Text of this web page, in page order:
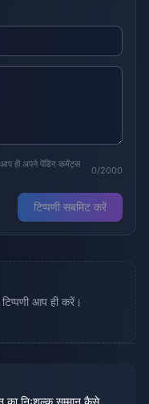
आप ही अपने पेंडिंग कमेंट्स
0/2000
टिप्पणी सबमिट करें
आप ही करें।
निःशुल्क सम्मान कैसे